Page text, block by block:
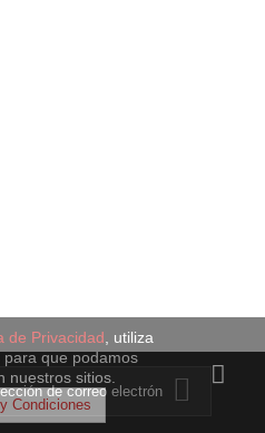
de Privacidad , utiliza
que podamos
nuestros sitios.
Condiciones